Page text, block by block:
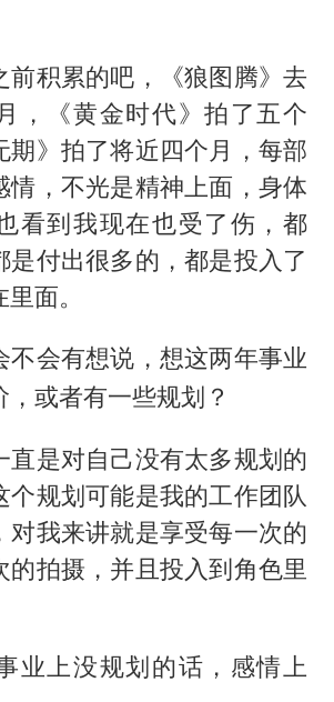
前积累的吧，《狼图腾》去
，《黄金时代》拍了五个
期》拍了将近四个月，每部
情，不光是精神上面，身体
看到我现在也受了伤，都
是付出很多的，都是投入了
面。
不会有想说，想这两年事业
或者有一些规划？
直是对自己没有太多规划的
个规划可能是我的工作团队
对我来讲就是享受每一次的
的拍摄，并且投入到角色里
业上没规划的话，感情上